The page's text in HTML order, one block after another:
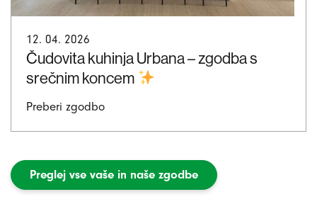
12. 04. 2026
Čudovita kuhinja Urbana – zgodba s
srečnim koncem
Preberi zgodbo
Preglej vse vaše in naše zgodbe